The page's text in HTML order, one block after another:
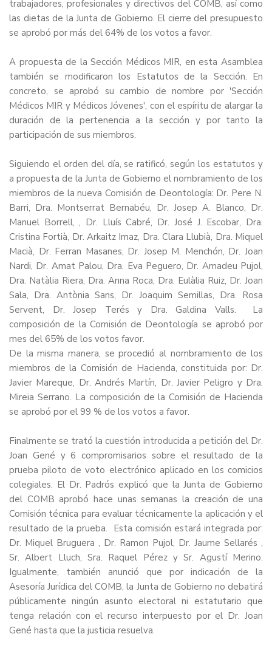
trabajadores, profesionales y directivos del COMB, así como
las dietas de la Junta de Gobierno. El cierre del presupuesto
se aprobó por más del 64% de los votos a favor.
A propuesta de la Sección Médicos MIR, en esta Asamblea
también se modificaron los Estatutos de la Sección. En
concreto, se aprobó su cambio de nombre por 'Sección
Médicos MIR y Médicos Jóvenes', con el espíritu de alargar la
duración de la pertenencia a la sección y por tanto la
participación de sus miembros.
Siguiendo el orden del día, se ratificó, según los estatutos y
a propuesta de la Junta de Gobierno el nombramiento de los
miembros de la nueva Comisión de Deontología: Dr. Pere N.
Barri, Dra. Montserrat Bernabéu, Dr. Josep A. Blanco, Dr.
Manuel Borrell, , Dr. Lluís Cabré, Dr. José J. Escobar, Dra.
Cristina Fortià, Dr. Arkaitz Imaz, Dra. Clara Llubià, Dra. Miquel
Macià, Dr. Ferran Masanes, Dr. Josep M. Menchón, Dr. Joan
Nardi, Dr. Amat Palou, Dra. Eva Peguero, Dr. Amadeu Pujol,
Dra. Natàlia Riera, Dra. Anna Roca, Dra. Eulàlia Ruiz, Dr. Joan
Sala, Dra. Antònia Sans, Dr. Joaquim Semillas, Dra. Rosa
Servent, Dr. Josep Terés y Dra. Galdina Valls. La
composición de la Comisión de Deontología se aprobó por
mes del 65% de los votos favor.
De la misma manera, se procedió al nombramiento de los
miembros de la Comisión de Hacienda, constituida por: Dr.
Javier Mareque, Dr. Andrés Martín, Dr. Javier Peligro y Dra.
Mireia Serrano. La composición de la Comisión de Hacienda
se aprobó por el 99 % de los votos a favor.
Finalmente se trató la cuestión introducida a petición del Dr.
Joan Gené y 6 compromisarios sobre el resultado de la
prueba piloto de voto electrónico aplicado en los comicios
colegiales. El Dr. Padrós explicó que la Junta de Gobierno
del COMB aprobó hace unas semanas la creación de una
Comisión técnica para evaluar técnicamente la aplicación y el
resultado de la prueba. Esta comisión estará integrada por:
Dr. Miquel Bruguera , Dr. Ramon Pujol, Dr. Jaume Sellarés ,
Sr. Albert Lluch, Sra. Raquel Pérez y Sr. Agustí Merino.
Igualmente, también anunció que por indicación de la
Asesoría Jurídica del COMB, la Junta de Gobierno no debatirá
públicamente ningún asunto electoral ni estatutario que
tenga relación con el recurso interpuesto por el Dr. Joan
Gené hasta que la justicia resuelva.